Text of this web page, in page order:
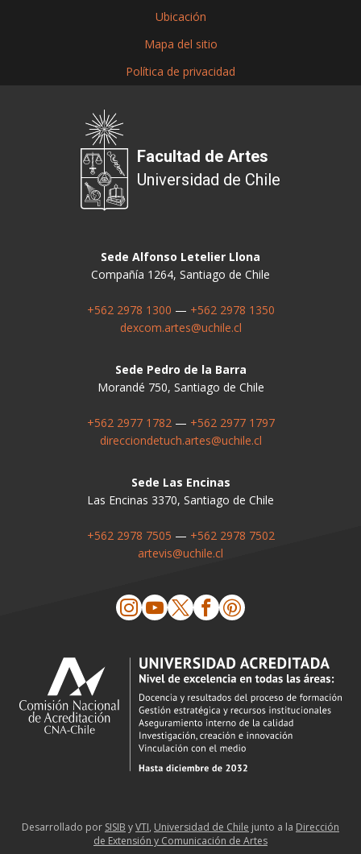
Ubicación
Mapa del sitio
Política de privacidad
Facultad de Artes
Universidad de Chile
Sede Alfonso Letelier Llona
Compañía 1264, Santiago de Chile
+562 2978 1300 — +562 2978 1350
dexcom.artes@uchile.cl
Sede Pedro de la Barra
Morandé 750, Santiago de Chile
+562 2977 1782— +562 2977 1797
direcciondetuch.artes@uchile.cl
Sede Las Encinas
Las Encinas 3370, Santiago de Chile
+562 2978 7505 — +562 2978 7502
artevis@uchile.cl
Desarrollado por SISIB yVTI, Universidad de Chile junto a la Dirección
de Extensión y Comunicación de Artes